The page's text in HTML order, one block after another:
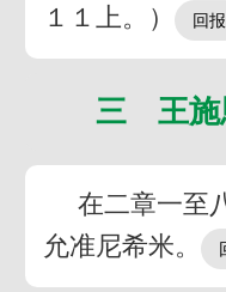
１１上。）
三 王施
在二章一至
允准尼希米。